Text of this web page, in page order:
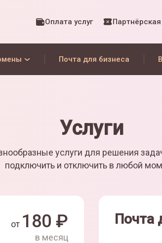
Оплата услуг
Почта для бизнеса
Услуги
услуги для решения
подключить и отключить в любой
от 180 ₽
в месяц
Почта